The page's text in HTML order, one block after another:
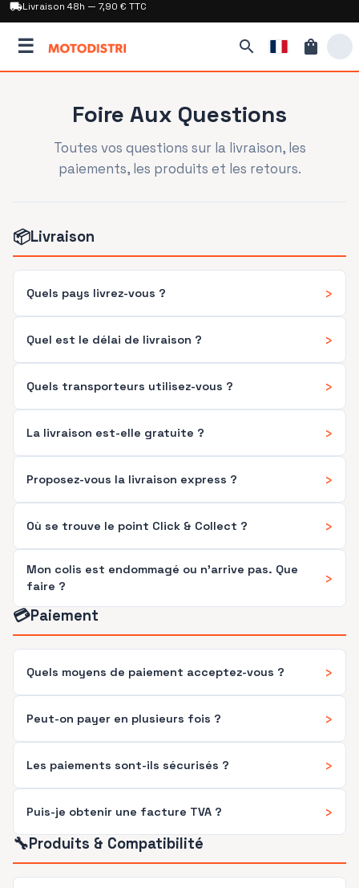
local_shippingLivraison 48h — 7,90 € TTC
☰ search shopping_bag
Foire Aux Questions
Toutes vos questions sur la livraison, les
paiements, les produits et les retours.
📦Livraison
Quels pays livrez-vous ? ›
Quel est le délai de livraison ? ›
Quels transporteurs utilisez-vous ? ›
La livraison est-elle gratuite ? ›
Proposez-vous la livraison express ? ›
Où se trouve le point Click & Collect ? ›
Mon colis est endommagé ou n'arrive pas. Que
faire ?
›
💳Paiement
Quels moyens de paiement acceptez-vous ? ›
Peut-on payer en plusieurs fois ? ›
Les paiements sont-ils sécurisés ? ›
Puis-je obtenir une facture TVA ? ›
🔧Produits & Compatibilité